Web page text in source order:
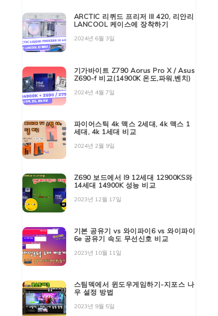
ARCTIC 리퀴드 프리저 III 420, 리안리
LANCOOL 케이스에 장착하기
2024년 6월 3일
기가바이트 Z790 Aorus Pro X / Asus
Z690-f 비교(14900K 온도,파워,벤치)
2024년 4월 7일
파이어스틱 4k 맥스 2세대, 4k 맥스 1
세대, 4k 1세대 비교
2024년 2월 9일
Z690 보드에서 I9 12세대 12900KS와
14세대 14900K 성능 비교
2023년 12월 17일
기본 공유기 vs 와이파이6 vs 와이파이
6e 공유기 속도 무선신호 비교
2023년 10월 11일
스팀덱에서 윈도우게임하기-지포스 나
우 설정 방법
2023년 9월 5일